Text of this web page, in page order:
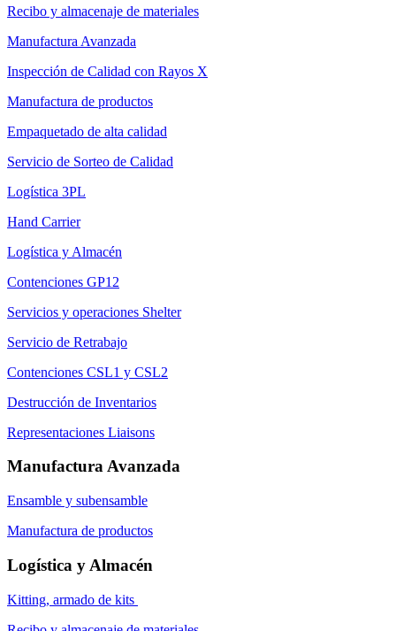
Recibo y almacenaje de materiales
Manufactura Avanzada
Inspección de Calidad con Rayos X
Manufactura de productos
Empaquetado de alta calidad
Servicio de Sorteo de Calidad
Logística 3PL
Hand Carrier
Logística y Almacén
Contenciones GP12
Servicios y operaciones Shelter
Servicio de Retrabajo
Contenciones CSL1 y CSL2
Destrucción de Inventarios
Representaciones Liaisons
Manufactura Avanzada
Ensamble y subensamble
Manufactura de productos
Logística y Almacén
Kitting, armado de kits